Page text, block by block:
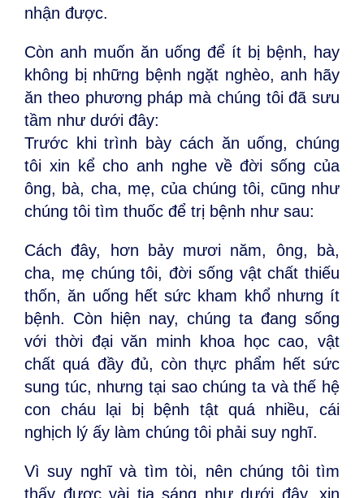
nhận được.
Còn anh muốn ăn uống để ít bị bệnh, hay
không bị những bệnh ngặt nghèo, anh hãy
ăn theo phương pháp mà chúng tôi đã sưu
tầm như dưới đây:
Trước khi trình bày cách ăn uống, chúng
tôi xin kể cho anh nghe về đời sống của
ông, bà, cha, mẹ, của chúng tôi, cũng như
chúng tôi tìm thuốc để trị bệnh như sau:
Cách đây, hơn bảy mươi năm, ông, bà,
cha, mẹ chúng tôi, đời sống vật chất thiếu
thốn, ăn uống hết sức kham khổ nhưng ít
bệnh. Còn hiện nay, chúng ta đang sống
với thời đại văn minh khoa học cao, vật
chất quá đầy đủ, còn thực phẩm hết sức
sung túc, nhưng tại sao chúng ta và thế hệ
con cháu lại bị bệnh tật quá nhiều, cái
nghịch lý ấy làm chúng tôi phải suy nghĩ.
Vì suy nghĩ và tìm tòi, nên chúng tôi tìm
thấy được vài tia sáng như dưới đây, xin